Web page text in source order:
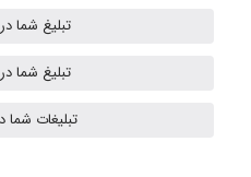
تبلیغ شما
تبلیغ شما
تبلیغات شما